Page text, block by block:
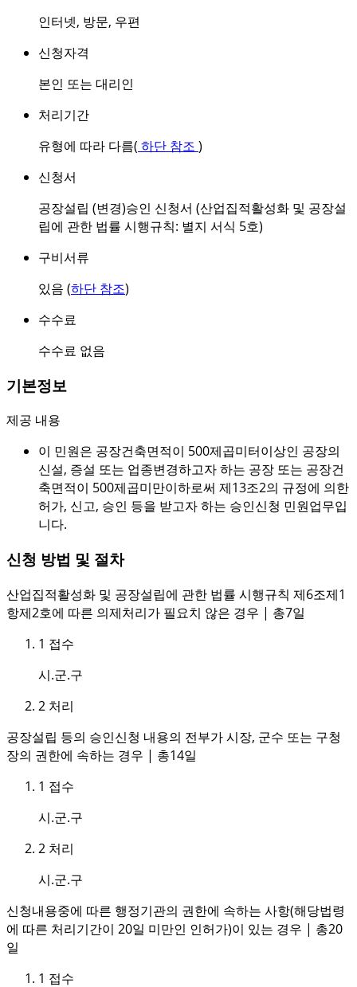
인터넷, 방문, 우편
신청자격
본인 또는 대리인
처리기간
유형에 따라 다름( 하단 참조 )
신청서
공장설립 (변경)승인 신청서 (산업집적활성화 및 공장설
립에 관한 법률 시행규칙: 별지 서식 5호)
구비서류
있음 (하단 참조)
수수료
수수료 없음
기본정보
제공 내용
이 민원은 공장건축면적이 500제곱미터이상인 공장의
신설, 증설 또는 업종변경하고자 하는 공장 또는 공장건
축면적이 500제곱미만이하로써 제13조2의 규정에 의한
허가, 신고, 승인 등을 받고자 하는 승인신청 민원업무입
니다.
신청 방법 및 절차
산업집적활성화 및 공장설립에 관한 법률 시행규칙 제6조제1
항제2호에 따른 의제처리가 필요치 않은 경우 | 총7일
1 접수
시.군.구
2 처리
공장설립 등의 승인신청 내용의 전부가 시장, 군수 또는 구청
장의 권한에 속하는 경우 | 총14일
1 접수
시.군.구
2 처리
시.군.구
신청내용중에 따른 행정기관의 권한에 속하는 사항(해당법령
에 따른 처리기간이 20일 미만인 인허가)이 있는 경우 | 총20
일
1 접수